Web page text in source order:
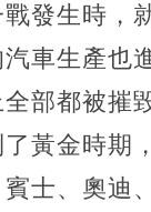
發生時，
車生產也
部都被摧
黃金時期
士、奧迪